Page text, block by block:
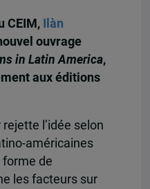
CEIM,
Ilàn
ouvrage
in Latin America,
aux éditions
l’idée selon
américaines
de
les facteurs sur